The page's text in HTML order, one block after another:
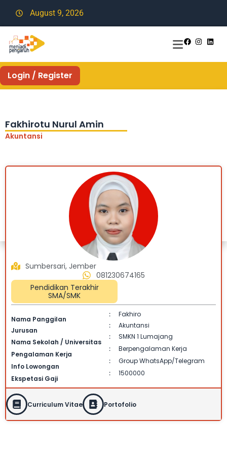
August 9, 2026
Login / Register
Fakhirotu Nurul Amin
Akuntansi
Pendidikan Terakhir
SMA/SMK
081230674165
Sumbersari, Jember
Nama Panggilan
:
Fakhiro
Jurusan
:
Akuntansi
Nama Sekolah / Universitas
: SMKN 1 Lumajang
Pengalaman Kerja
: Berpengalaman Kerja
Info Lowongan
: Group WhatsApp/Telegram
Ekspetasi Gaji
: 1500000
Curriculum Vitae Portofolio